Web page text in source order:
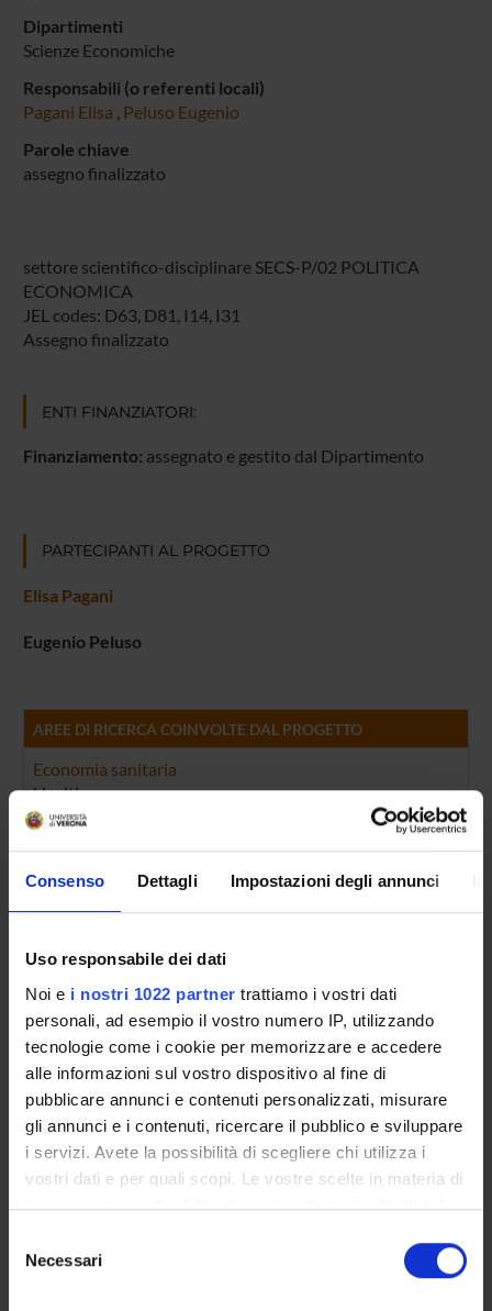
Consenso Dettagli Impostazioni degli annunci
Uso responsabile dei dati
Noi e i nostri 1022 partner trattiamo i vostri dati
personali, ad esempio il vostro numero IP, utilizzando
tecnologie come i cookie per memorizzare e accedere
alle informazioni sul vostro dispositivo al fine di
pubblicare annunci e contenuti personalizzati, misurare
gli annunci e i contenuti, ricercare il pubblico e sviluppare
i servizi. Avete la possibilità di scegliere chi utilizza i
vostri dati e per quali scopi. Le vostre scelte in materia di
privacy sono applicabili solo su questa proprietà digitale
modificare o revocare il proprio consenso in qualsiasi
momento dalla Dichiarazione sui cookie o facendo clic
delNecessari
Dipartimenti
Scienze Economiche
Responsabili (o referenti locali)
Pagani Elisa , Peluso Eugenio
Parole chiave
assegno finalizzato
settore scientifico-disciplinare SECS-P/02 POLITICA
ECONOMICA
JEL codes: D63, D81, I14, I31
Assegno finalizzato
ENTI FINANZIATORI:
Finanziamento: assegnato e gestito dal Dipartimento
PARTECIPANTI AL PROGETTO
Elisa Pagani
Eugenio Peluso
AREE DI RICERCA COINVOLTE DAL PROGETTO
Economia sanitaria
Health
Economia del benessere e delle scelte collettive
Economia del benessere e delle scelte collettive
Welfare Economics
ATTIVITÀ
AREE DI RICERCA
STRUTTURE